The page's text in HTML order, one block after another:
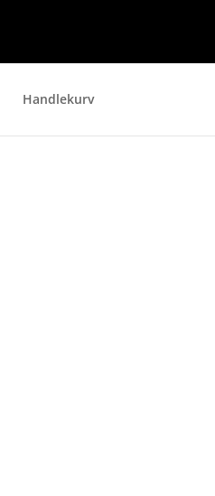
Handlekurv